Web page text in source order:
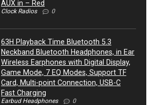
AUX in – Red
Clock Radios 0
63H Playback Time Bluetooth 5.3
Neckband Bluetooth Headphones, in Ear
Wireless Earphones with Digital Display,
Game Mode, 7 EQ Modes, Support TF
Card, Multi-point Connection, USB-C
Fast Charging
Earbud Headphones 0